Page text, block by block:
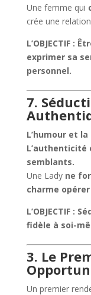
Une femme qui
crée une
L’OBJECTIF :
exprimer sa
personnel.
7.
L’humour et
semblants.
Une Lady ne
charme
L’OBJECTIF :
fidèle à soi-
3. Le
Un premier